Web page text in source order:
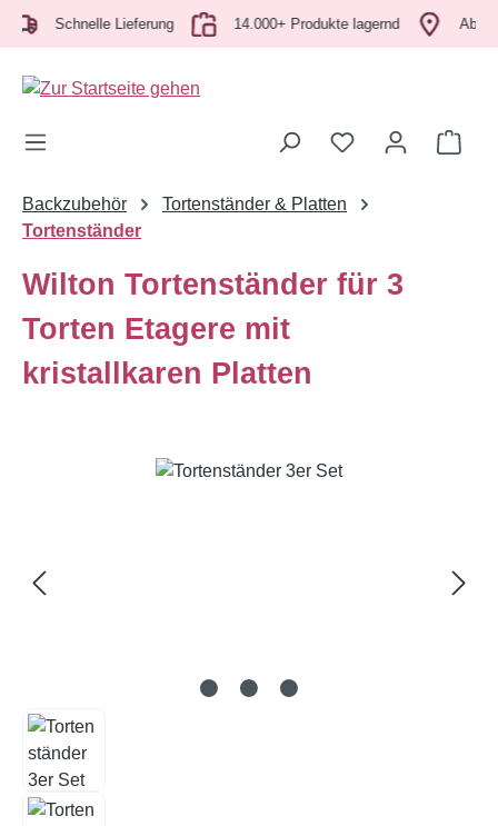
Zum Hauptinhalt springen
Schnelle Lieferung 14.000+ Produkte lagernd
Backzubehör
Tortenständer & Platten
Tortenständer
Wilton Tortenständer für 3
Torten Etagere mit
kristallkaren Platten
Bildergalerie überspringen